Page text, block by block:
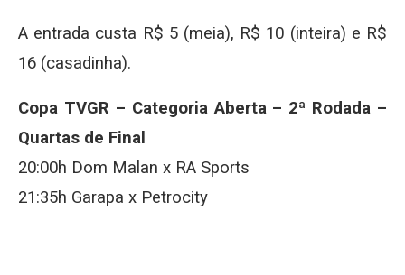
A entrada custa R$ 5 (meia), R$ 10 (inteira) e R$
16 (casadinha).
Copa TVGR – Categoria Aberta – 2ª Rodada –
Quartas de Final
20:00h Dom Malan x RA Sports
21:35h Garapa x Petrocity